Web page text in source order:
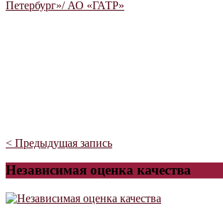
Петербург»/ АО «ГАТР»
< Предыдущая запись
Независимая оценка качества